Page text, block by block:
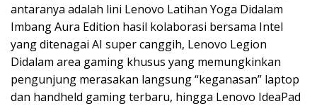
antaranya adalah lini Lenovo Latihan Yoga Didalam
Imbang Aura Edition hasil kolaborasi bersama Intel
yang ditenagai AI super canggih, Lenovo Legion
Didalam area gaming khusus yang memungkinkan
pengunjung merasakan langsung “keganasan” laptop
dan handheld gaming terbaru, hingga Lenovo IdeaPad